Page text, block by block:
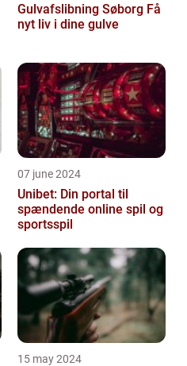
Gulvafslibning Søborg Få
nyt liv i dine gulve
07 june 2024
Unibet: Din portal til
spændende online spil og
sportsspil
15 may 2024